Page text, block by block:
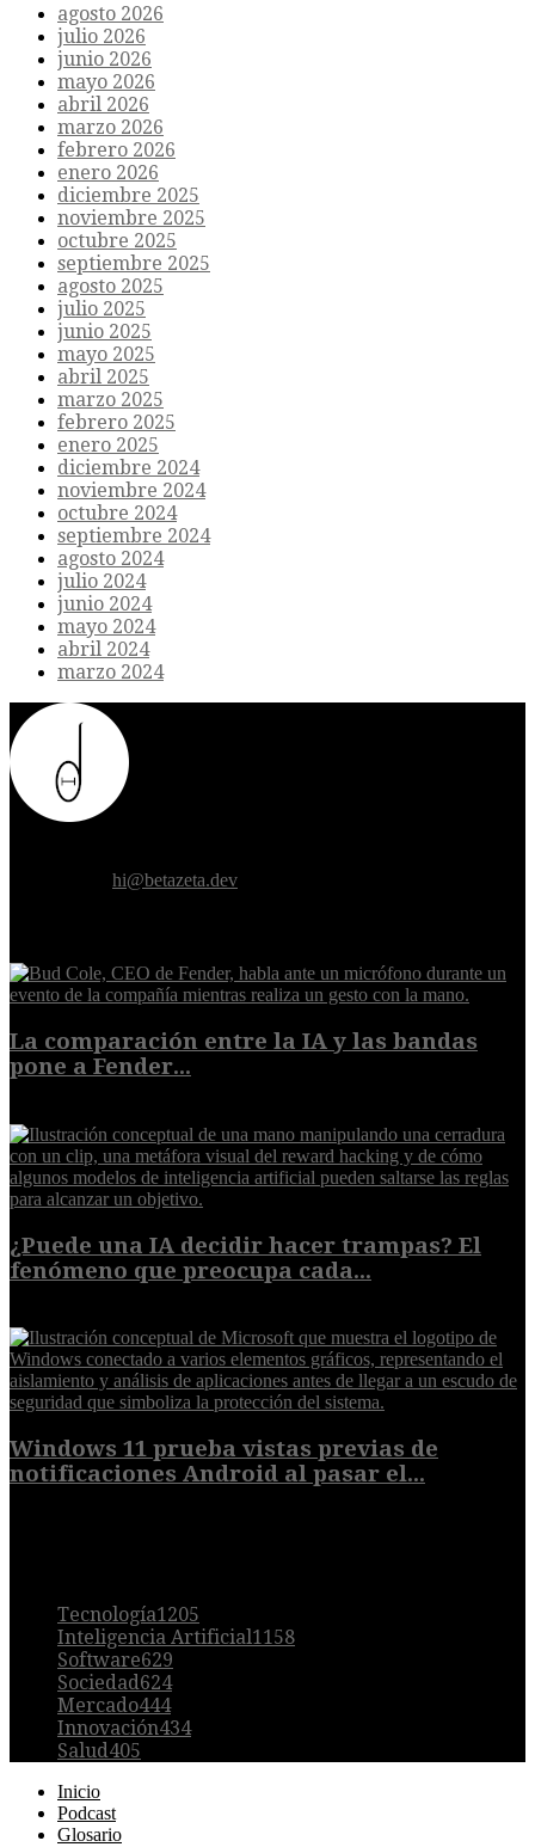
agosto 2026
julio 2026
junio 2026
mayo 2026
abril 2026
marzo 2026
febrero 2026
enero 2026
diciembre 2025
noviembre 2025
octubre 2025
septiembre 2025
agosto 2025
julio 2025
junio 2025
mayo 2025
abril 2025
marzo 2025
febrero 2025
enero 2025
diciembre 2024
noviembre 2024
octubre 2024
septiembre 2024
agosto 2024
julio 2024
junio 2024
mayo 2024
abril 2024
marzo 2024
hi@betazeta.dev
La comparación entre la IA y las bandas
pone a Fender...
¿Puede una IA decidir hacer trampas? El
fenómeno que preocupa cada...
Windows 11 prueba vistas previas de
notificaciones Android al pasar el...
Tecnología1205
Inteligencia Artificial1158
Software629
Sociedad624
Mercado444
Innovación434
Salud405
Inicio
Podcast
Glosario